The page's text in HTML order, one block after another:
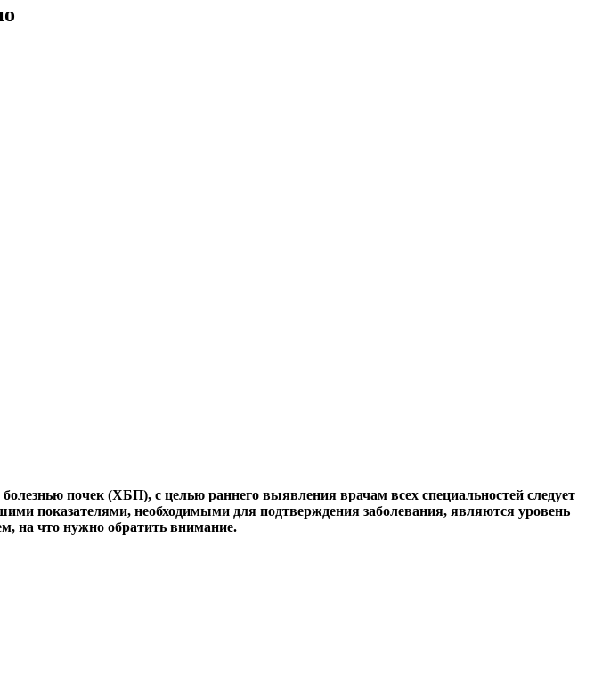
почек (ХБП), с целью раннего выявления врачам всех специальностей следует
показателями, необходимыми для подтверждения заболевания, являются уровень
на что нужно обратить внимание.